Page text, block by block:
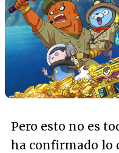
Pero esto no es
ha confirmado lo